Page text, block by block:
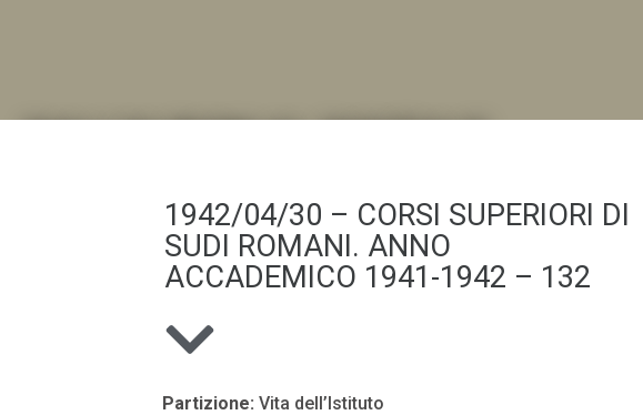
.LA "VITA DELL'ISTITUTO" ATTRAVERSO LE IMMAGINI
1942/04/30 – CORSI SUPERIORI DI
SUDI ROMANI. ANNO
ACCADEMICO 1941-1942 – 132
Partizione: Vita dell’Istituto